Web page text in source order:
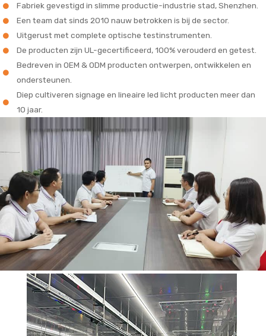
Fabriek gevestigd in slimme productie-industrie stad, Shenzhen.
Een team dat sinds 2010 nauw betrokken is bij de sector.
Uitgerust met complete optische testinstrumenten.
De producten zijn UL-gecertificeerd, 100% verouderd en getest.
Bedreven in OEM & ODM producten ontwerpen, ontwikkelen en
ondersteunen.
Diep cultiveren signage en lineaire led licht producten meer dan
10 jaar.